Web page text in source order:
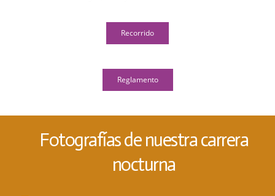
Recorrido
Reglamento
Fotografías de nuestra carrera
nocturna